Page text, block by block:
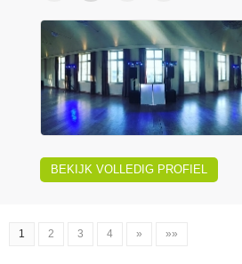
BEKIJK VOLLEDIG PROFIEL
1 2 3 4 » »»